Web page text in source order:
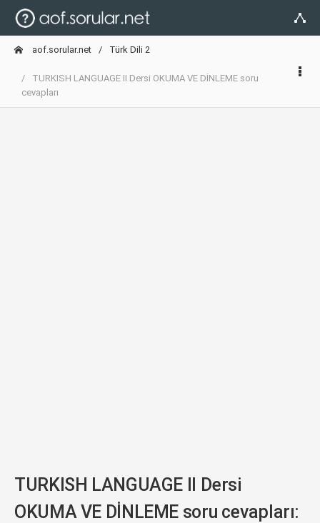
aof.sorular.net Türk Dili 2
TURKISH LANGUAGE II Dersi OKUMA VE DİNLEME soru
cevapları
TURKISH LANGUAGE II Dersi
OKUMA VE DİNLEME soru cevapları: